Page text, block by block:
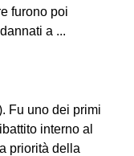
furono poi
a ...
Fu uno dei primi
interno al
priorità della